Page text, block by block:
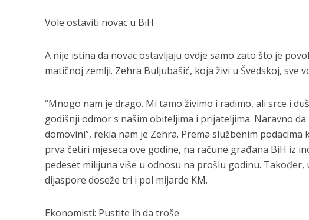
Vole ostaviti novac u BiH
A nije istina da novac ostavljaju ovdje samo zato što je
matičnoj zemlji. Zehra Buljubašić, koja živi u Švedskoj, sve
“Mnogo nam je drago. Mi tamo živimo i radimo, ali srce i
godišnji odmor s našim obiteljima i prijateljima. Naravno
domovini”, rekla nam je Zehra. Prema službenim
prva četiri mjeseca ove godine, na račune građana BiH iz
pedeset milijuna više u odnosu na prošlu godinu.
dijaspore doseže tri i pol mijarde KM.
Ekonomisti: Pustite ih da troše